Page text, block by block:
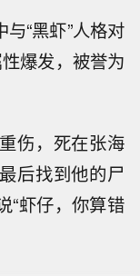
“黑虾”人格对
爆发，被誉为
伤，死在张海
后找到他的尸
“虾仔，你算错